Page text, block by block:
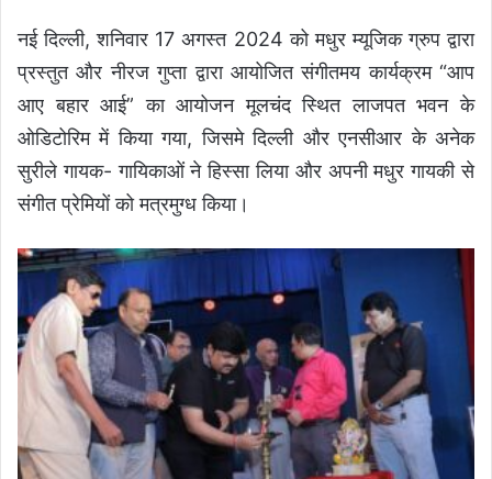
नई दिल्ली, शनिवार 17 अगस्त 2024 को मधुर म्यूजिक ग्रुप द्वारा
प्रस्तुत और नीरज गुप्ता द्वारा आयोजित संगीतमय कार्यक्रम “आप
आए बहार आई” का आयोजन मूलचंद स्थित लाजपत भवन के
ओडिटोरिम में किया गया, जिसमे दिल्ली और एनसीआर के अनेक
सुरीले गायक- गायिकाओं ने हिस्सा लिया और अपनी मधुर गायकी से
संगीत प्रेमियों को मत्रमुग्ध किया।